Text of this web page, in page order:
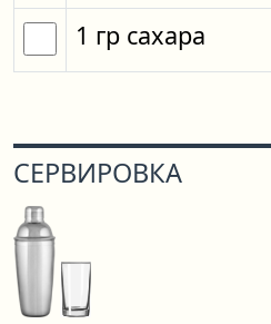
1 гр сахара
СЕРВИРОВКА